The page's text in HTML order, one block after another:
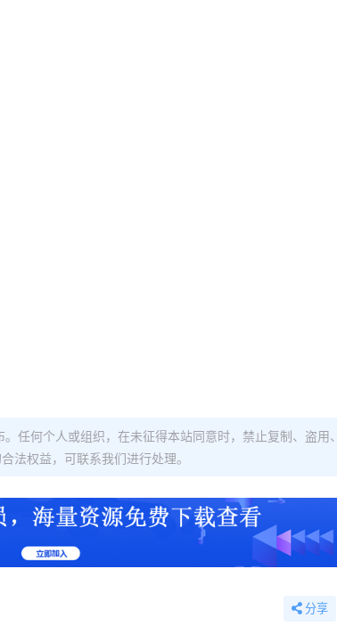
任何个人或组织，在未征得本站同意时，禁止复制、盗用
法权益，可联系我们进行处理。
分享